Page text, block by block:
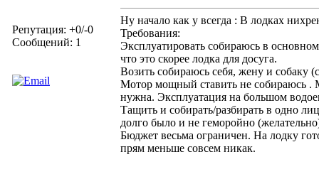
Репутация: +0/-0
Сообщений: 1
Ну начало как у всегда : В лодках
Требования:
Эксплуатировать собираюсь в
что это скорее лодка для досуга.
Возить собираюсь себя, жену и собаку
Мотор мощный ставить не собираюсь .
нужна. Эксплуатация на большом
Тащить и собирать/разбирать в одно
долго было и не геморойно
Бюджет весьма ограничен. На лодку
прям меньше совсем никак.